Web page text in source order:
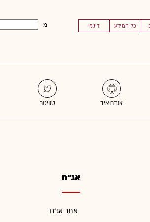
כל המידע דינמי מ -
אג"ח
אתר אג"ח